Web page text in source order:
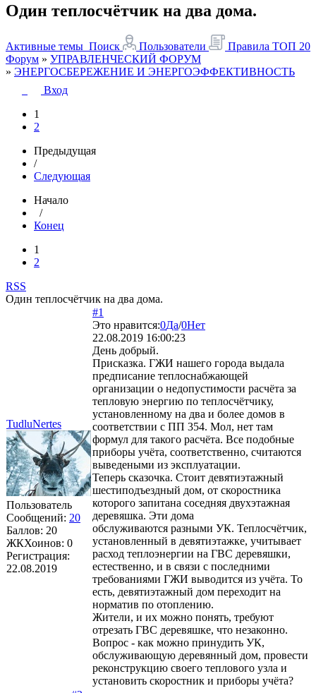
Один теплосчётчик на два дома.
Активные темы Поиск Пользователи Правила ТОП 20
Форум » УПРАВЛЕНЧЕСКИЙ ФОРУМ
» ЭНЕРГОСБЕРЕЖЕНИЕ И ЭНЕРГОЭФФЕКТИВНОСТЬ
Вход
1
2
Предыдущая
/
Следующая
Начало
/
Конец
1
2
RSS
Один теплосчётчик на два дома.
TudluNertes
Пользователь
Сообщений: 20
Баллов: 20
ЖКХоинов: 0
Регистрация:
22.08.2019
#1
Это нравится:0Да/0Нет
22.08.2019 16:00:23
День добрый.
Присказка. ГЖИ нашего города выдала
предписание теплоснабжающей
организации о недопустимости расчёта за
тепловую энергию по теплосчётчику,
установленному на два и более домов в
соответствии с ПП 354. Мол, нет там
формул для такого расчёта. Все подобные
приборы учёта, соответственно, считаются
выведеными из эксплуатации.
Теперь сказочка. Стоит девятиэтажный
шестиподъездный дом, от скоростника
которого запитана соседняя двухэтажная
деревяшка. Эти дома
обслуживаются разными УК. Теплосчётчик,
установленный в девятиэтажке, учитывает
расход теплоэнергии на ГВС деревяшки,
естественно, и в связи с последними
требованиями ГЖИ выводится из учёта. То
есть, девятиэтажный дом переходит на
норматив по отоплению.
Жители, и их можно понять, требуют
отрезать ГВС деревяшке, что незаконно.
Вопрос - как можно принудить УК,
обслуживающую деревянный дом, провести
реконструкцию своего теплового узла и
установить скоростник и приборы учёта?